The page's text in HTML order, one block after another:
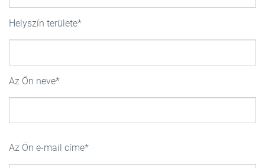
Helyszín területe
Az Ön neve
Az Ön e-mail címe